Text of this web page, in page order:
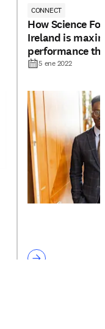
CONNECT
How Science
Ireland is
performance
5 ene 2022